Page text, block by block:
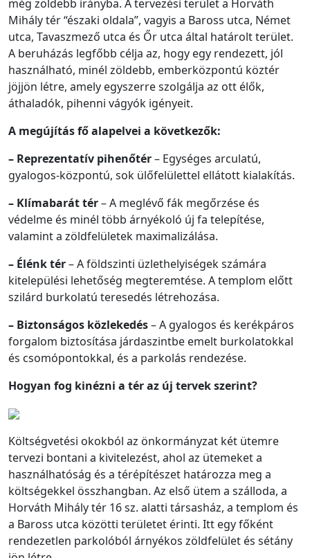
még zöldebb irányba. A tervezési terület a Horváth
Mihály tér “északi oldala”, vagyis a Baross utca, Német
utca, Tavaszmező utca és Őr utca által határolt terület.
A beruházás legfőbb célja az, hogy egy rendezett, jól
használható, minél zöldebb, emberközpontú köztér
jöjjön létre, amely egyszerre szolgálja az ott élők,
áthaladók, pihenni vágyók igényeit.
A megújítás fő alapelvei a következők:
– Reprezentatív pihenőtér– Egységes arculatú,
gyalogos-központú, sok ülőfelülettel ellátott kialakítás.
– Klímabarát tér– A meglévő fák megőrzése és
védelme és minél több árnyékoló új fa telepítése,
valamint a zöldfelületek maximalizálása.
– Élénk tér– A földszinti üzlethelyiségek számára
kitelepülési lehetőség megteremtése. A templom előtt
szilárd burkolatú teresedés létrehozása.
– Biztonságos közlekedés– A gyalogos és kerékpáros
forgalom biztosítása járdaszintbe emelt burkolatokkal
és csomópontokkal, és a parkolás rendezése.
Hogyan fog kinézni a tér az új tervek szerint?
Költségvetési okokból az önkormányzat két ütemre
tervezi bontani a kivitelezést, ahol az ütemeket a
használhatóság és a térépítészet határozza meg a
költségekkel összhangban. Az első ütem a szálloda, a
Horváth Mihály tér 16 sz. alatti társasház, a templom és
a Baross utca közötti területet érinti. Itt egy főként
rendezetlen parkolóból árnyékos zöldfelület és sétány